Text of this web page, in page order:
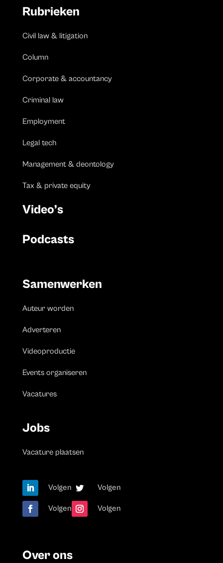
Rubrieken
Civil law & litigation
Column
Corporate & accountancy
Criminal law
Employment
Legal tech
Management & deontology
Tax & private equity
Video’s
Podcasts
Samenwerken
Auteur worden
Adverteren
Videoproductie
Events organiseren
Vacatures
Jobs
Vacature plaatsen
Volgen Volgen
Volgen Volgen
Over ons